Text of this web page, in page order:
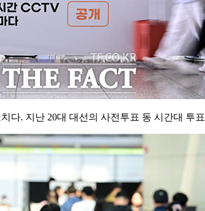
. 지난 20대 대선의 사전투표 동 시간대 투